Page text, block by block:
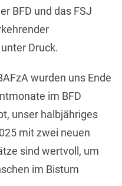
BFD und das FSJ
Druck.
wurden uns Ende
im BFD
unser halbjähriges
mit zwei neuen
sind wertvoll, um
im Bistum